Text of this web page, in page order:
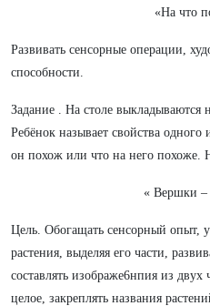
«На что
Развивать сенсорные операции,
способности.
Задание . На столе выкладываются
Ребёнок называет свойства
он похож или что на него похоже.
« Вершки –
Цель. Обогащать сенсорный опыт,
растения, выделяя его части,
составлять изображе6нпия из
целое, закреплять названия